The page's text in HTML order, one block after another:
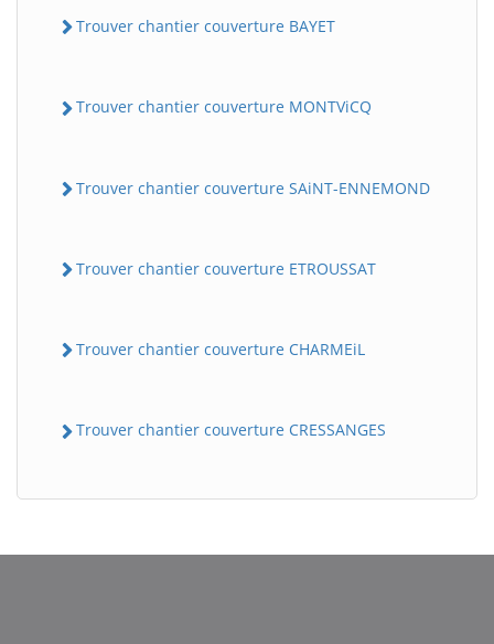
Trouver chantier couverture BAYET
Trouver chantier couverture MONTViCQ
Trouver chantier couverture SAiNT-ENNEMOND
Trouver chantier couverture ETROUSSAT
Trouver chantier couverture CHARMEiL
Trouver chantier couverture CRESSANGES
BatiWebPro